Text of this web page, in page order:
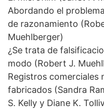
Abordando el
de razonamiento
Muehlberger)
¿Se trata de
modo (Robert J.
Registros comerciales
fabricados (Sandra
S. Kelly y Diane K.